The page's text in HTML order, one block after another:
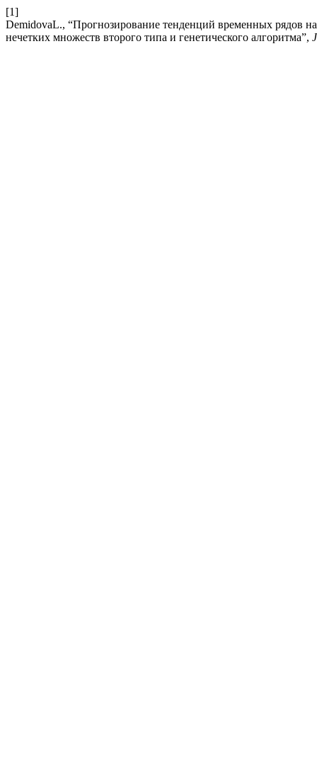
[1]
DemidovaL., “Прогнозирование тенденций временных рядов
нечетких множеств второго типа и генетического алгоритма”,